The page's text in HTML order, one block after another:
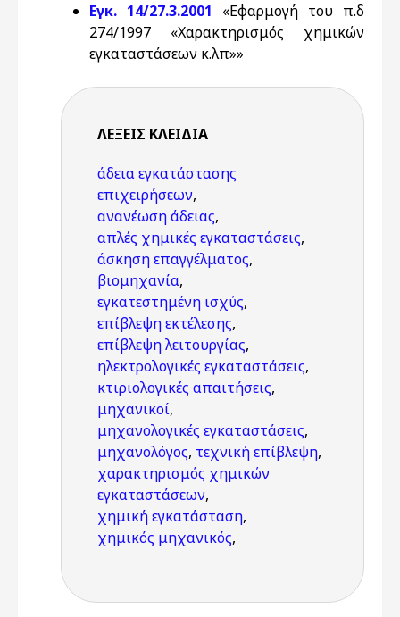
Εγκ. 14/27.3.2001 «Εφαρμογή του π.δ
274/1997 «Χαρακτηρισμός χημικών
εγκαταστάσεων κ.λπ»»
ΛΈΞΕΙΣ KΛΕΙΔΙΆ
άδεια εγκατάστασης
επιχειρήσεων,
ανανέωση άδειας,
απλές χημικές εγκαταστάσεις,
άσκηση επαγγέλματος,
βιομηχανία,
εγκατεστημένη ισχύς,
επίβλεψη εκτέλεσης,
επίβλεψη λειτουργίας,
ηλεκτρολογικές εγκαταστάσεις,
κτιριολογικές απαιτήσεις,
μηχανικοί,
μηχανολογικές εγκαταστάσεις,
μηχανολόγος, τεχνική επίβλεψη,
χαρακτηρισμός χημικών
εγκαταστάσεων,
χημική εγκατάσταση,
χημικός μηχανικός,